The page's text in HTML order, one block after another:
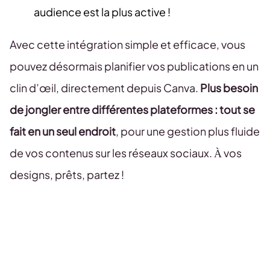
audience est la plus active !
Avec cette intégration simple et efficace, vous
pouvez désormais planifier vos publications en un
clin d’œil, directement depuis Canva. Plus besoin
de jongler entre différentes plateformes : tout se
fait en un seul endroit, pour une gestion plus fluide
de vos contenus sur les réseaux sociaux. À vos
designs, prêts, partez !